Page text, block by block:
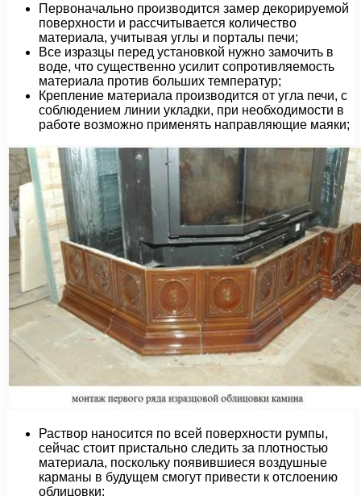
Первоначально производится замер декорируемой
поверхности и рассчитывается количество
материала, учитывая углы и порталы печи;
Все изразцы перед установкой нужно замочить в
воде, что существенно усилит сопротивляемость
материала против больших температур;
Крепление материала производится от угла печи, с
соблюдением линии укладки, при необходимости в
работе возможно применять направляющие маяки;
Раствор наносится по всей поверхности румпы,
сейчас стоит пристально следить за плотностью
материала, поскольку появившиеся воздушные
карманы в будущем смогут привести к отслоению
облицовки;